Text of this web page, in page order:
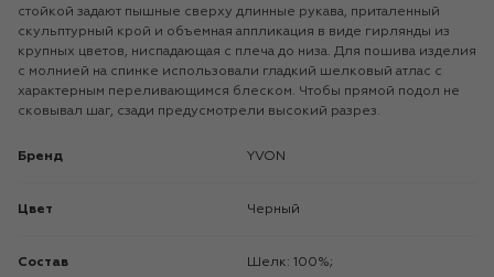
стойкой задают пышные сверху длинные рукава, приталенный
скульптурный крой и объемная аппликация в виде гирлянды из
крупных цветов, ниспадающая с плеча до низа. Для пошива изделия
с молнией на спинке использовали гладкий шелковый атлас с
характерным переливающимся блеском. Чтобы прямой подол не
сковывал шаг, сзади предусмотрели высокий разрез.
Бренд YVON
Цвет Черный
Состав Шелк: 100%;